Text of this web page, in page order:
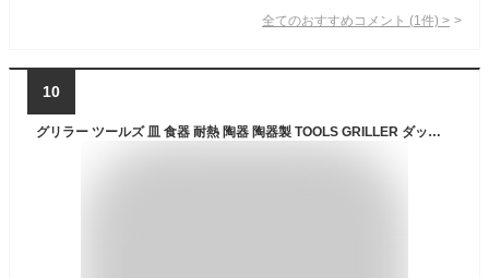
全てのおすすめコメント (1 件) >
10
グリラー ツールズ 皿 食器 耐熱 陶器 陶器製 TOOLS GRILLER ダッチオーブン グリルプレート インテリア小物 おしゃれ コンパクト 調理 料理 肉 野菜 プレート グリル焼き フタ付き 蓋付き オーブン対応 電子レンジ対応 パーティー イブキクラフト アイデアグッズ 便利